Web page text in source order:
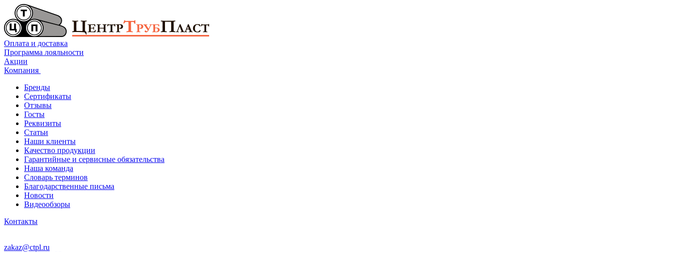
Оплата и доставка
Программа лояльности
Акции
Компания
Бренды
Сертификаты
Отзывы
Госты
Реквизиты
Статьи
Наши клиенты
Качество продукции
Гарантийные и сервисные обязательства
Наша команда
Словарь терминов
Благодарственные письма
Новости
Видеообзоры
Контакты
zakaz@ctpl.ru